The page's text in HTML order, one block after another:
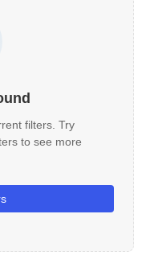
filters. Try
to see more